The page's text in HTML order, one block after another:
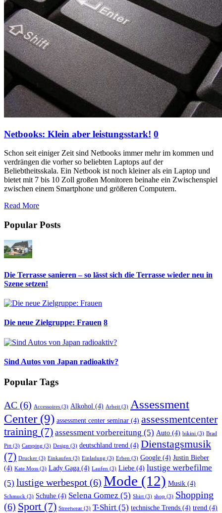
Netbooks: Klein aber leistungsstark! 0
Schon seit einiger Zeit sind Netbooks immer mehr im kommen und
verdrängen die vorher so beliebten Laptops auf der
Beliebtheitsskala. Ein Netbook ist noch kleiner als ein Laptop und
bietet mit 7 bis 10 Zoll großen Monitoren beinahe ein Zwischenspiel
zwischen einem Smartphone und größeren Computern.
Read More
Popular Posts
Die Terrasse sanieren – so lässt sich die Terrasse wieder neu in
Szene setzen!
Die neue Zielgruppe: Frauen 8
Sind Autos von Japan radioaktiv?
Popular Tags
AC (6) Accessoires (3) Alkohol (4) Arbeit (3) Assessment
Center(9) assessment center seminar (4) assessmentcenter
training (7) assessment vorbereitung (5) Auto (4) bikini (3) Brad
Pitt (3) Camping (3) Design (3) deutschland trend (4) Dienstagsmusik
(7) Drucker (3) Einkaufen (3) Einladung (3) Erben (3) Google (4) Justin Bieber
(4) Kate Moss (3) Lady Gaga (4) Laufen (3) Liebe (4) lustige werbefilme
(5) lustige werbespot (6) Mode (12) Musik (4)
Schmuck (3) Schuhe (4) Selena Gomez (5) Shirt (3) shop (3) Shopping
(6) Sport (7) Streetwear (3) T-Shirt (5) technische Trends (4) trend (4)